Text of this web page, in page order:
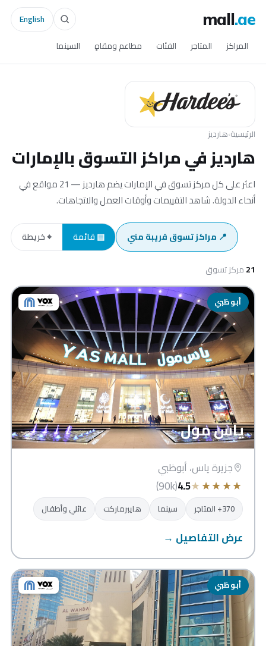
mall.ae
المراكز المتاجر الفئات مطاعم ومقاهٍ السينما
English
الرئيسية›هارديز
هارديز في مراكز التسوق بالإمارات
اعثر على كل مركز تسوق في الإمارات يضم هارديز — 21 مواقع في
أنحاء الدولة. شاهد التقييمات وأوقات العمل والاتجاهات.
📍 مراكز تسوق قريبة مني ▤ قائمة ⌖ خريطة
21مركز تسوق
أبوظبي
ياس مول
جزيرة ياس، أبوظبي
★
★
★
★
★
4.5
(90k)
370+ المتاجر سينما هايبرماركت عائلي وأطفال
عرض التفاصيل →
أبوظبي